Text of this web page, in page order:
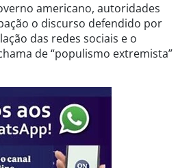
americano, autoridades
o discurso defendido por
das redes sociais e o
de “populismo extremista”